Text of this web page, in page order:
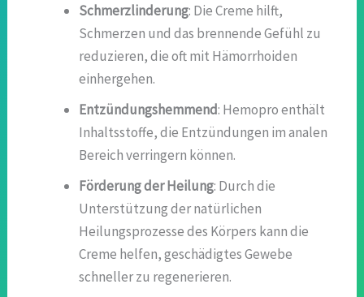
Schmerzlinderung: Die Creme hilft,
Schmerzen und das brennende Gefühl zu
reduzieren, die oft mit Hämorrhoiden
einhergehen.
Entzündungshemmend: Hemopro enthält
Inhaltsstoffe, die Entzündungen im analen
Bereich verringern können.
Förderung der Heilung: Durch die
Unterstützung der natürlichen
Heilungsprozesse des Körpers kann die
Creme helfen, geschädigtes Gewebe
schneller zu regenerieren.